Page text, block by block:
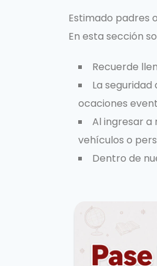
Estimado padres
En esta sección
Recuerde
La
ocaciones
Al ingresar
vehículos o
Dentro de